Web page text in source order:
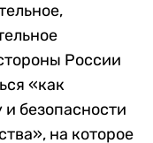
России
«как
безопасности
на которое